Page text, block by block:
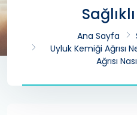
Ana Sayfa
Uyluk Kemiği Ağrısı
Ağrısı